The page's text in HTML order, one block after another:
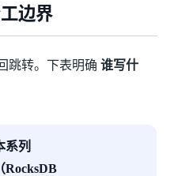
边界
跳转。下表明确 谁写什
系列
（RocksDB